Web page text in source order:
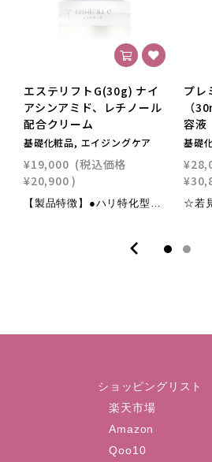
エステリフトG(30g) ナイ
アシンアミド、レチノール
配合クリーム
基礎化粧品, エイジングケア
¥19,000 (税込価格
¥20,900 )
【製品特徴】●ハリ特化型エイジングケアクリーム。●年齢が出やすい目元、口元のエイジングサイン(しわ)の改善に特化したアイクリーム処方●IncosmeticsAsia2016で金賞を受賞した高機能美容成分「アクアタイド」配合●厚生省認可成分「ナイアシンアミド」「レチノール」や「ヒト幹細胞培養液エキス」等、ハリを与えるスター成分を集結【主な配合成分】●アクアタイド(インコスメティック・ベストイノベーションアワード金賞アジア初受賞)/ヘキサカルボキシメチルド-12、保湿、整肌作用●オシリフト/ハリ、キメを整える、肌の滑らかさ●ロイファシル/ハリ、保湿●プロテオグリカン/鮭の鼻軟骨から抽出して得られた原料、ハリ、保湿、美白効果●ヒト幹細胞培養液/ヒト細胞間脂質と同じ組成のセラミド配合物、ハリ、保湿、整肌肌荒れを防ぐ●プラセンタ/高圧で抽出した豚由来のプラセンタエキス、ハリ、保湿、整肌、肌荒れを防ぐ●レチノール(ビタミンA)/ハリ、保湿効果●ナイアシンアミド/抗シワ、抗老化＊乾燥による小じわを目立たなくします*効能評価試験済み【ご使用方法】エステリフトG朝使用 夜使用使用量目安 ：パール大程度、(約1g)気になる箇所に重ねてお使いください。
プレ
（
容液
基礎
ショッピングリスト
楽天市場
Amazon
Qoo10